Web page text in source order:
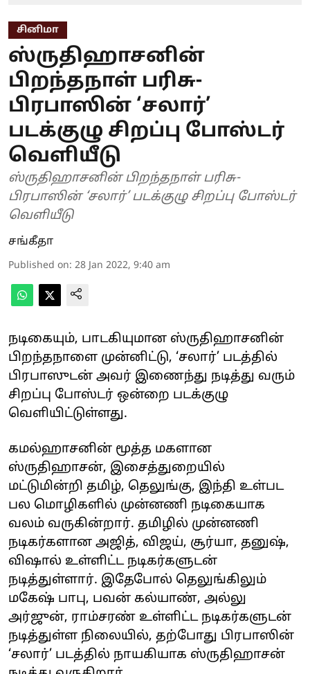
சினிமா
ஸ்ருதிஹாசனின்
பிறந்தநாள் பரிசு-
பிரபாஸின் ‘சலார்’
படக்குழு சிறப்பு போஸ்டர்
வெளியீடு
ஸ்ருதிஹாசனின் பிறந்தநாள் பரிசு-
பிரபாஸின் ‘சலார்’ படக்குழு சிறப்பு போஸ்டர்
வெளியீடு
சங்கீதா
Published on: 28 Jan 2022, 9:40 am
நடிகையும், பாடகியுமான ஸ்ருதிஹாசனின்
பிறந்தநாளை முன்னிட்டு, ‘சலார்’ படத்தில்
பிரபாஸுடன் அவர் இணைந்து நடித்து வரும்
சிறப்பு போஸ்டர் ஒன்றை படக்குழு
வெளியிட்டுள்ளது.
கமல்ஹாசனின் மூத்த மகளான
ஸ்ருதிஹாசன், இசைத்துறையில்
மட்டுமின்றி தமிழ், தெலுங்கு, இந்தி உள்பட
பல மொழிகளில் முன்னணி நடிகையாக
வலம் வருகின்றார். தமிழில் முன்னணி
நடிகர்களான அஜித், விஜய், சூர்யா, தனுஷ்,
விஷால் உள்ளிட்ட நடிகர்களுடன்
நடித்துள்ளார். இதேபோல் தெலுங்கிலும்
மகேஷ் பாபு, பவன் கல்யாண், அல்லு
அர்ஜுன், ராம்சரண் உள்ளிட்ட நடிகர்களுடன்
நடித்துள்ள நிலையில், தற்போது பிரபாஸின்
‘சலார்’ படத்தில் நாயகியாக ஸ்ருதிஹாசன்